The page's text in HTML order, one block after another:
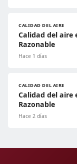
CALIDAD DEL AIRE
Calidad del aire
Razonable
Hace 1 días
CALIDAD DEL AIRE
Calidad del aire
Razonable
Hace 2 días